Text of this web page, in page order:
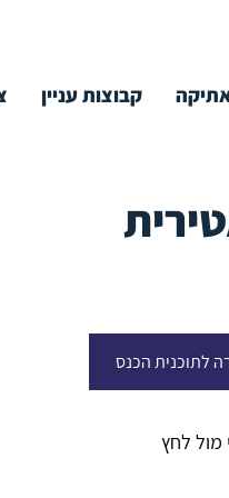
קבוצות עניין
לתוכנית הכנס
מול לחץ